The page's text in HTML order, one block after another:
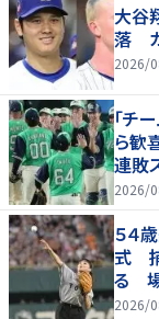
大谷
落 カ
2026/
「チ
ら歓
連敗
2026/
５４
式 捕
る
2026/